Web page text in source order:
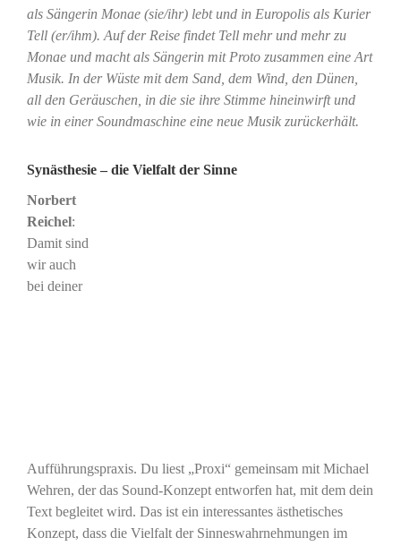
als Sängerin Monae (sie/ihr) lebt und in Europolis als Kurier
Tell (er/ihm). Auf der Reise findet Tell mehr und mehr zu
Monae und macht als Sängerin mit Proto zusammen eine Art
Musik. In der Wüste mit dem Sand, dem Wind, den Dünen,
all den Geräuschen, in die sie ihre Stimme hineinwirft und
wie in einer Soundmaschine eine neue Musik zurückerhält.
Synästhesie – die Vielfalt der Sinne
Norbert
Reichel:
Damit sind
wir auch
bei deiner
Aufführungspraxis. Du liest „Proxi“ gemeinsam mit Michael
Wehren, der das Sound-Konzept entworfen hat, mit dem dein
Text begleitet wird. Das ist ein interessantes ästhetisches
Konzept, dass die Vielfalt der Sinneswahrnehmungen im